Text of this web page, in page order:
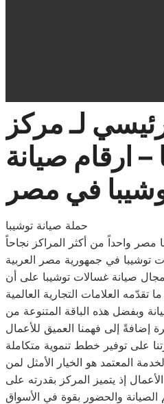
لـ مركز
– ارقام صيانة
في مصر
حملة صيانة توشيبا
مصر واحداً من أكثر المراكز نجاحاً
توشيبا في جمهورية مصر العربية
صيانة غسالات توشيبا على أن
تقدّمه العلامات التجارية العالمية
وبفضل هذه الباقة المتنوعة من
إضافةً إلى فهمنا العميق للأعمال
على توفير خطط تنموية متكاملة
المعتمد هو الخيار الأمثل لمن
إذ يتميز المركز بقدرته على
الصيانة والحضور بقوة في الأسواق